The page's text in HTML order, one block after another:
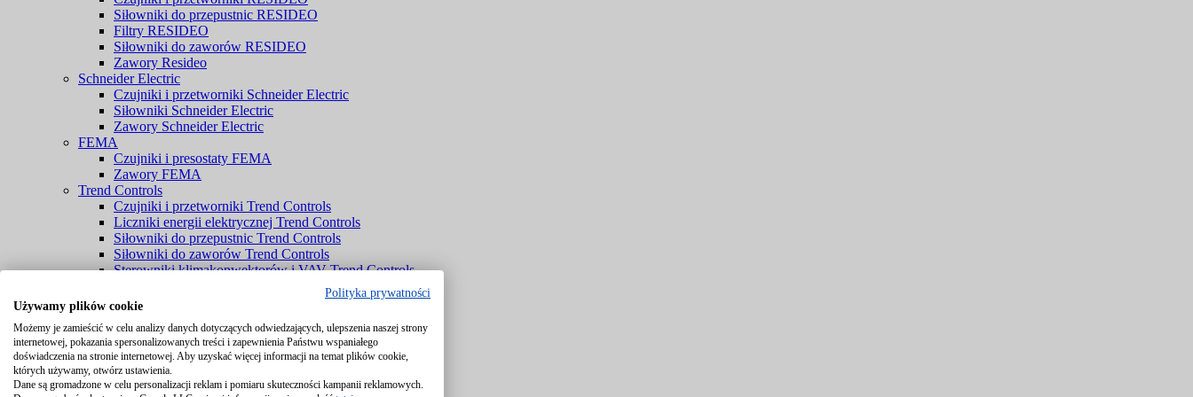
Siłowniki do przepustnic RESIDEO
Filtry RESIDEO
Siłowniki do zaworów RESIDEO
Zawory Resideo
Schneider Electric
Czujniki i przetworniki Schneider Electric
Siłowniki Schneider Electric
Zawory Schneider Electric
FEMA
Czujniki i presostaty FEMA
Zawory FEMA
Trend Controls
Czujniki i przetworniki Trend Controls
Liczniki energii elektrycznej Trend Controls
Siłowniki do przepustnic Trend Controls
Siłowniki do zaworów Trend Controls
Sterowniki klimakonwektorów i VAV Trend Controls
PENN® by Johnson Controls
Komponenty chłodnicze PENN® by Johnson Controls
Zawory PENN® by Johnson Controls
Braukmann
Czujniki Braukmann
Polityka prywatności
Używamy plików cookie
Możemy je zamieścić w celu analizy danych dotyczących odwiedzających, ulepszenia naszej strony
internetowej, pokazania spersonalizowanych treści i zapewnienia Państwu wspaniałego
doświadczenia na stronie internetowej. Aby uzyskać więcej informacji na temat plików cookie,
których używamy, otwórz ustawienia.
Dane są gromadzone w celu personalizacji reklam i pomiaru skuteczności kampanii reklamowych.